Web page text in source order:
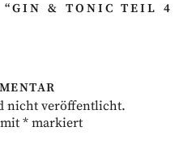
“GIN & TONIC TEIL 4
nicht veröffentlicht.
*markiert